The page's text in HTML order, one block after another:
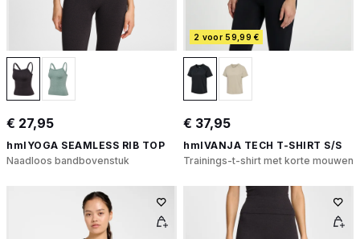
€ 27,95
hmlYOGA SEAMLESS RIB TOP
Naadloos bandbovenstuk
2 voor 59,99 €
€ 37,95
hmlVANJA TECH T-SHIRT S/S
Trainings-t-shirt met korte mouwen